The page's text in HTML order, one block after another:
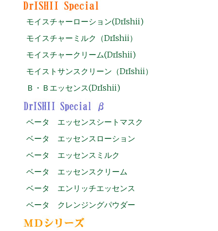
モイスチャーローション(DrIshii)
モイスチャーミルク（DrIshii）
モイスチャークリーム(DrIshii)
モイストサンスクリーン（DrIshii）
Ｂ・Ｂエッセンス(DrIshii)
ベータ エッセンスシートマスク
ベータ エッセンスローション
ベータ エッセンスミルク
ベータ エッセンスクリーム
ベータ エンリッチエッセンス
ベータ クレンジングパウダー